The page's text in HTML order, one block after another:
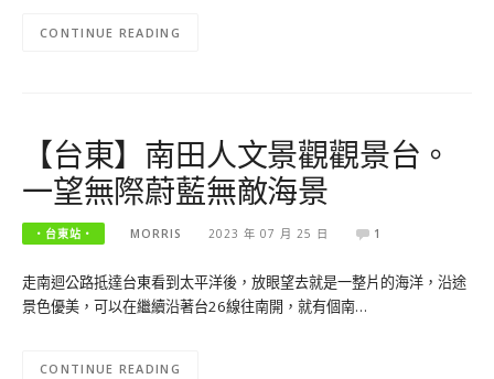
CONTINUE READING
【台東】南田人文景觀觀景台。
一望無際蔚藍無敵海景
‧台東站‧ MORRIS 2023 年 07 月 25 日 1
走南迴公路抵達台東看到太平洋後，放眼望去就是一整片的海洋，沿途
景色優美，可以在繼續沿著台26線往南開，就有個南…
CONTINUE READING